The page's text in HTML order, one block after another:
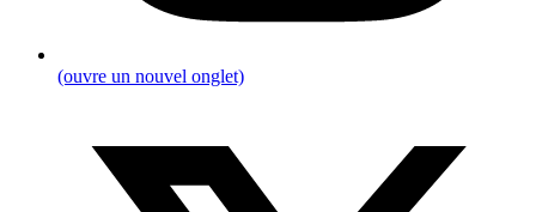
(ouvre un nouvel onglet)